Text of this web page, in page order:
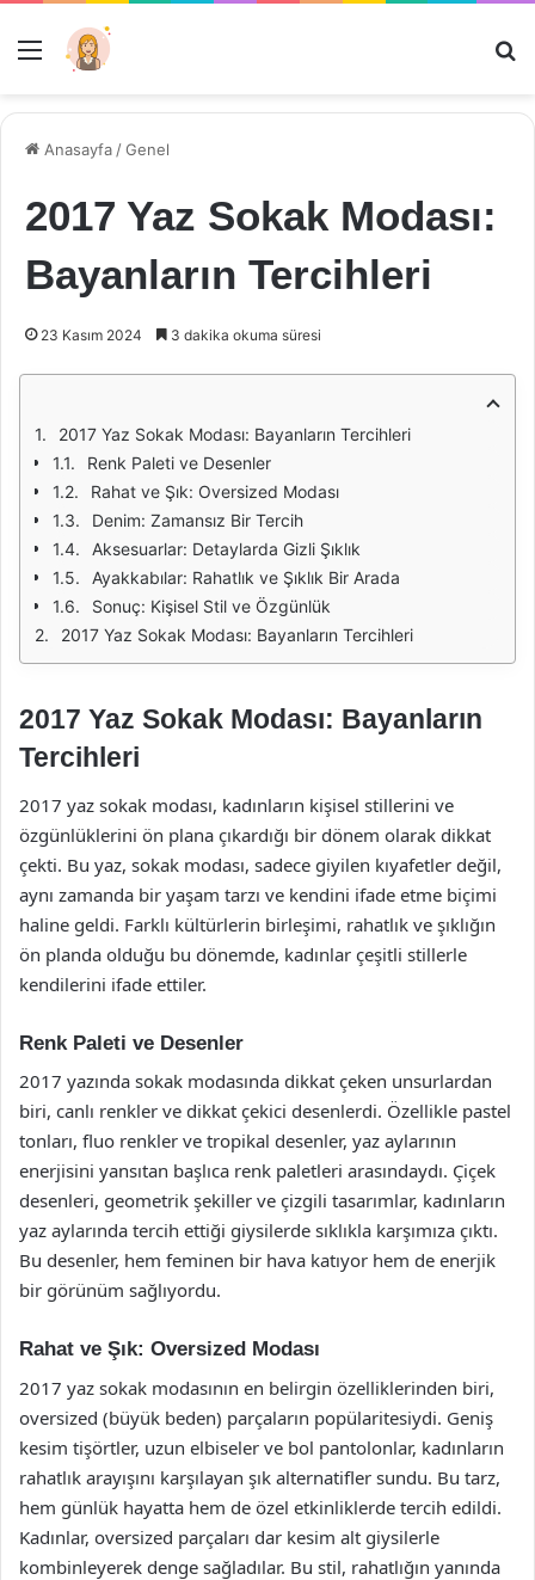
Menü
Anasayfa /Genel
2017 Yaz Sokak Modası:
Bayanların Tercihleri
23 Kasım 2024 3 dakika okuma süresi
2017 Yaz Sokak Modası: Bayanların Tercihleri
Renk Paleti ve Desenler
Rahat ve Şık: Oversized Modası
Denim: Zamansız Bir Tercih
Aksesuarlar: Detaylarda Gizli Şıklık
Ayakkabılar: Rahatlık ve Şıklık Bir Arada
Sonuç: Kişisel Stil ve Özgünlük
2017 Yaz Sokak Modası: Bayanların Tercihleri
2017 Yaz Sokak Modası: Bayanların
Tercihleri
2017 yaz sokak modası, kadınların kişisel stillerini ve
özgünlüklerini ön plana çıkardığı bir dönem olarak dikkat
çekti. Bu yaz, sokak modası, sadece giyilen kıyafetler değil,
aynı zamanda bir yaşam tarzı ve kendini ifade etme biçimi
haline geldi. Farklı kültürlerin birleşimi, rahatlık ve şıklığın
ön planda olduğu bu dönemde, kadınlar çeşitli stillerle
kendilerini ifade ettiler.
Renk Paleti ve Desenler
2017 yazında sokak modasında dikkat çeken unsurlardan
biri, canlı renkler ve dikkat çekici desenlerdi. Özellikle pastel
tonları, fluo renkler ve tropikal desenler, yaz aylarının
enerjisini yansıtan başlıca renk paletleri arasındaydı. Çiçek
desenleri, geometrik şekiller ve çizgili tasarımlar, kadınların
yaz aylarında tercih ettiği giysilerde sıklıkla karşımıza çıktı.
Bu desenler, hem feminen bir hava katıyor hem de enerjik
bir görünüm sağlıyordu.
Rahat ve Şık: Oversized Modası
2017 yaz sokak modasının en belirgin özelliklerinden biri,
oversized (büyük beden) parçaların popülaritesiydi. Geniş
kesim tişörtler, uzun elbiseler ve bol pantolonlar, kadınların
rahatlık arayışını karşılayan şık alternatifler sundu. Bu tarz,
hem günlük hayatta hem de özel etkinliklerde tercih edildi.
Kadınlar, oversized parçaları dar kesim alt giysilerle
kombinleyerek denge sağladılar. Bu stil, rahatlığın yanında